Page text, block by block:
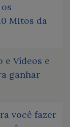
Mitos da
e Vídeos e
ganhar
você fazer